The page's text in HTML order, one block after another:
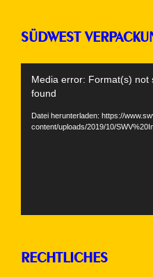
SÜDWEST
Player
Media error: Format(s)
found
Datei herunterladen: https://
content/uploads/2019/10/
RECHTLICHES